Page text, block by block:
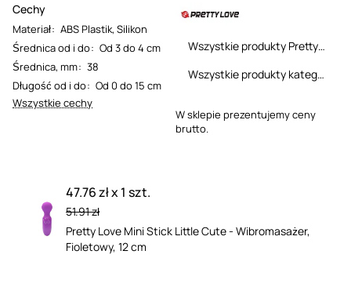
Cechy
Materiał: ABS Plastik, Silikon
Średnica od i do: Od 3 do 4 cm
Średnica, mm: 38
Długość od i do: Od 0 do 15 cm
Wszystkie cechy
Wszystkie produkty Pretty Love
Wszystkie produkty kategorii
W sklepie prezentujemy ceny
brutto.
47.76 zł x 1 szt.
51.91 zł
Pretty Love Mini Stick Little Cute - Wibromasażer,
Fioletowy, 12 cm